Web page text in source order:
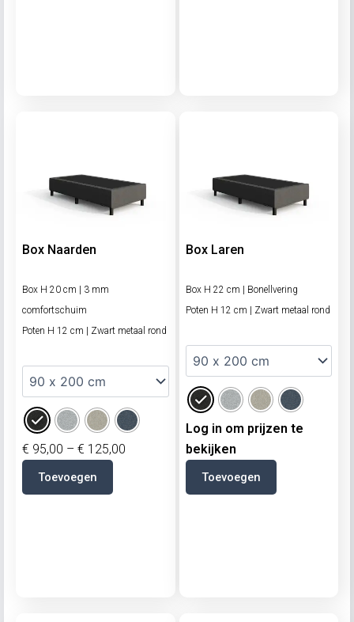
Box Naarden
Box H 20 cm | 3 mm
comfortschuim
Poten H 12 cm | Zwart metaal rond
€ 95,00 – € 125,00
Toevoegen
Box Laren
Box H 22 cm | Bonellvering
Poten H 12 cm | Zwart metaal rond
Log in om prijzen te
bekijken
Toevoegen